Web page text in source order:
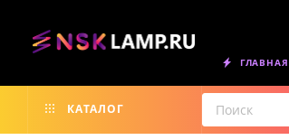
ГЛАВНАЯ
КАТАЛОГ